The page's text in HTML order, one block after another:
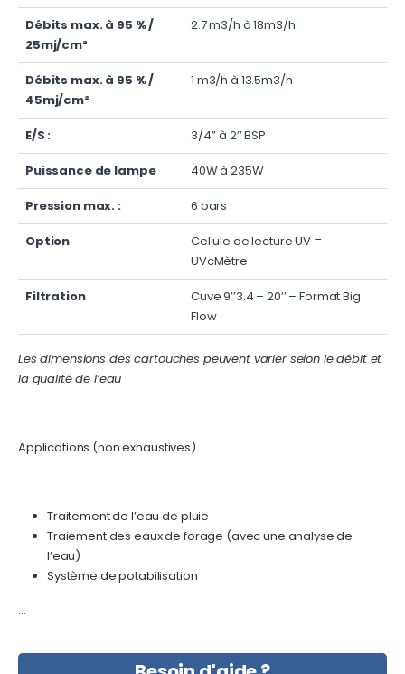
Débits max. à 95 % /
25mj/cm²
2.7 m3/h à 18m3/h
Débits max. à 95 % /
45mj/cm²
1 m3/h à 13.5m3/h
E/S : 3/4’’ à 2’’ BSP
Puissance de lampe 40W à 235W
Pression max. : 6 bars
Option
Cellule de lecture UV =
UVcMètre
Filtration
Cuve 9’’3.4 – 20’’ – Format Big
Flow
Les dimensions des cartouches peuvent varier selon le débit et
la qualité de l’eau
Applications (non exhaustives)
Traitement de l’eau de pluie
Traiement des eaux de forage (avec une analyse de
l’eau)
Système de potabilisation
…